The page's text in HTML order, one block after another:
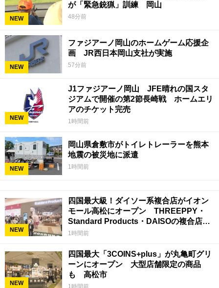
NEW
が「緊急銃猟」訓練 岡山
48分前
NEW
ファジアーノ岡山のホームゲーム応援企
画 JR西日本岡山支社が実施
57分前
NEW
J1ファジアーノ岡山 JFE晴れの国スタ
ジアムで開催の第2節長崎戦 ホームエリ
アのチケット完売
1時間前
NEW
岡山県倉敷市がトイレトレーラーを熊本
地震の被災地に派遣
1時間前
NEW
四国最大級！ダイソー系複合店がイオン
モール高松にオープン THREEPPY・
Standard Products・DAISOの複合店は
香川県初
1時間前
NEW
四国最大「3COINS+plus」が丸亀町グリ
ーンにオープン 大型店舗限定の商品
も 高松市
1時間前